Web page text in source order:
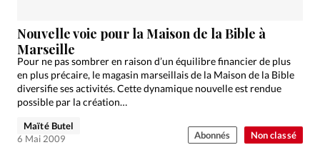
Non classé
Nouvelle voie pour la Maison de la Bible à
Marseille
Pour ne pas sombrer en raison d’un équilibre financier de plus
en plus précaire, le magasin marseillais de la Maison de la Bible
diversifie ses activités. Cette dynamique nouvelle est rendue
possible par la création…
Maïté Butel
6 Mai 2009
Abonnés